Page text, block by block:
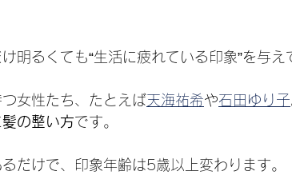
明るくても“生活に疲れている印象”を与え
女性たち、たとえば天海祐希や石田ゆり子
髪の整い方です。
だけで、印象年齢は5歳以上変わります。